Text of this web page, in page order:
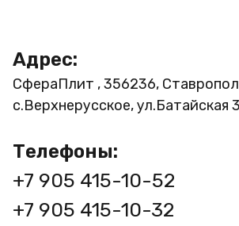
Адрес:
СфераПлит , 356236,
с.Верхнерусское, ул.Батайская 3
Телефоны:
+7 905 415-10-52
+7 905 415-10-32